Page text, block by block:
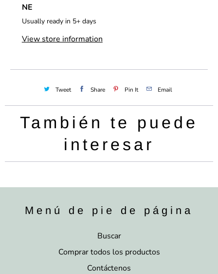
NE
Usually ready in 5+ days
View store information
Tweet Share Pin It Email
También te puede
interesar
Menú de pie de página
Buscar
Comprar todos los productos
Contáctenos